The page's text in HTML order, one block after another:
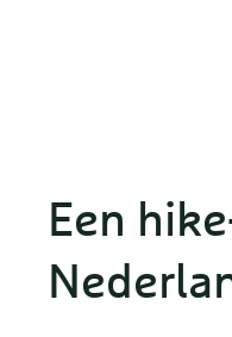
Een